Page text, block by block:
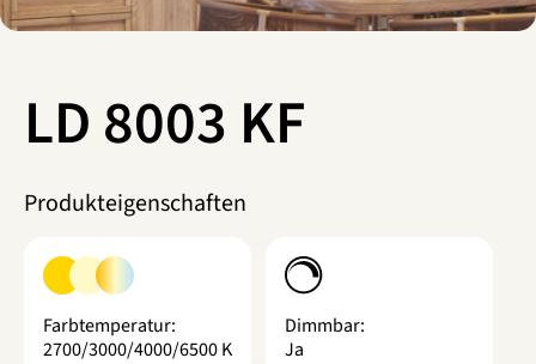
LD 8003 KF
Produkteigenschaften
Farbtemperatur:
2700/3000/4000/6500 K
Dimmbar:
Ja